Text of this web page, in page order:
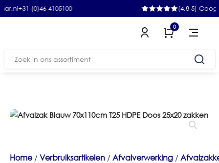
(0)46-4105100 (4,8-5) Google
0
Zoeken
Home/Verbruiksartikelen /Afvalverwerking /